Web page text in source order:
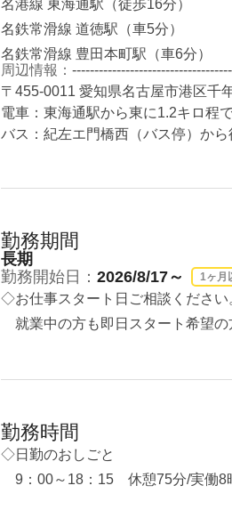
名港線 東海通駅（徒歩16分）
名鉄常滑線 道徳駅（車5分）
名鉄常滑線 豊田本町駅（車6分）
周辺情報：
〒455-0011 愛知県名古屋市港区千
電車：東海通駅から東に1.2キロ程で
バス：紀左エ門橋西（バス停）から
勤務期間
長期
勤務開始日： 2026/8/17～ 1ヶ月
◇お仕事スタート日ご相談ください
就業中の方も即日スタート希望の
勤務時間
◇日勤のおしごと
9：00～18：15 休憩75分/実働8